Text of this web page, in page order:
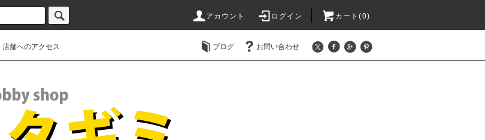
アカウント ログイン カート(0)
店舗へのアクセス ブログ お問い合わせ